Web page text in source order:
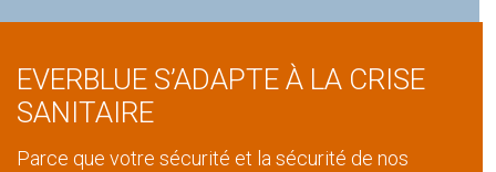
EVERBLUE S’ADAPTE À LA CRISE
SANITAIRE
Parce que votre sécurité et la sécurité de nos